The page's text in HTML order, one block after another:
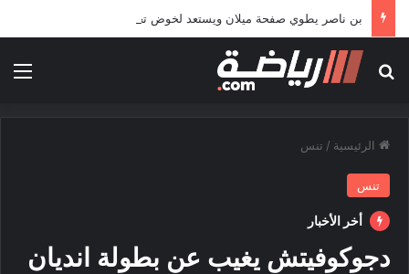
بحث عن
الرئيسية / تنس
تنس
أخر الأخبار
دجوكوفيتش يغيب عن بطولة انديان